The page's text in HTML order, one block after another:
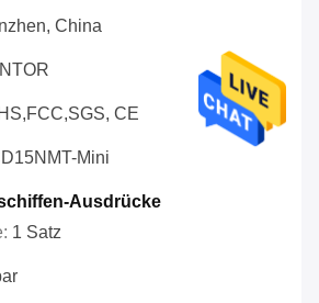
China
CE
Mini
Ausdrücke
1 Satz